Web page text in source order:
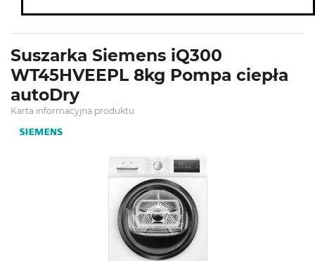
Suszarka Siemens iQ300
WT45HVEEPL 8kg Pompa ciepła
autoDry
Karta informacyjna produktu